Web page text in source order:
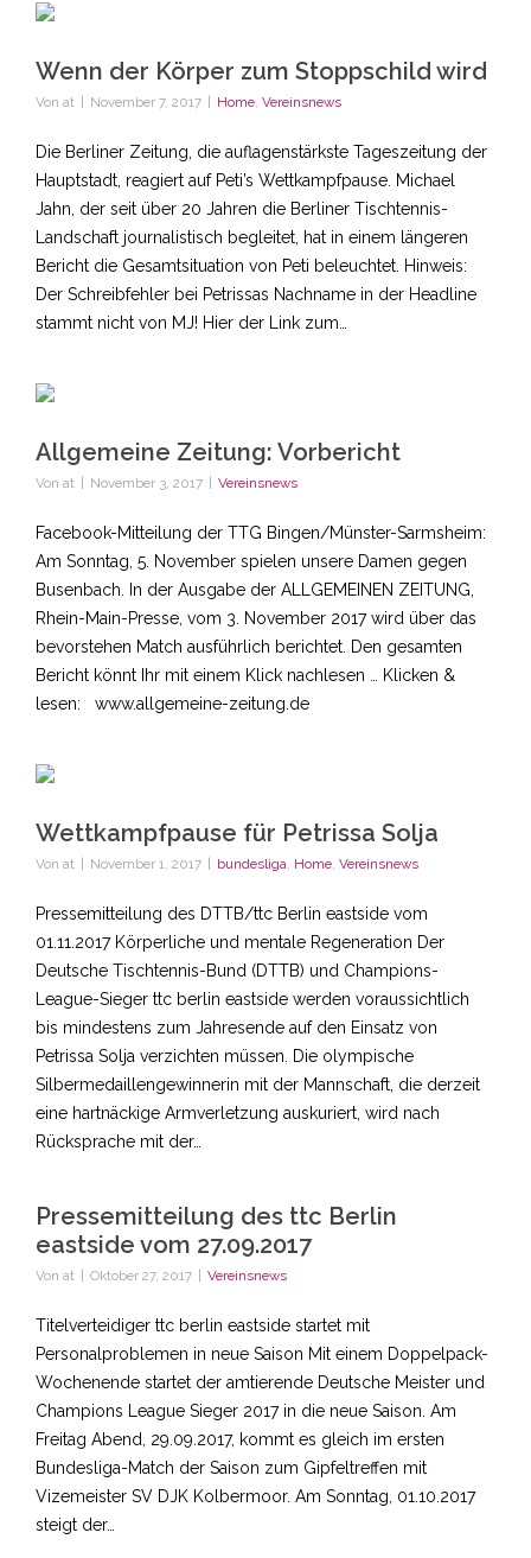
Wenn der Körper zum Stoppschild wird
Von at November 7, 2017 Home, Vereinsnews
Die Berliner Zeitung, die auflagenstärkste Tageszeitung der
Hauptstadt, reagiert auf Peti’s Wettkampfpause. Michael
Jahn, der seit über 20 Jahren die Berliner Tischtennis-
Landschaft journalistisch begleitet, hat in einem längeren
Bericht die Gesamtsituation von Peti beleuchtet. Hinweis:
Der Schreibfehler bei Petrissas Nachname in der Headline
stammt nicht von MJ! Hier der Link zum…
Allgemeine Zeitung: Vorbericht
Von at November 3, 2017 Vereinsnews
Facebook-Mitteilung der TTG Bingen/Münster-Sarmsheim:
Am Sonntag, 5. November spielen unsere Damen gegen
Busenbach. In der Ausgabe der ALLGEMEINEN ZEITUNG,
Rhein-Main-Presse, vom 3. November 2017 wird über das
bevorstehen Match ausführlich berichtet. Den gesamten
Bericht könnt Ihr mit einem Klick nachlesen … Klicken &
lesen: www.allgemeine-zeitung.de
Wettkampfpause für Petrissa Solja
Von at November 1, 2017 bundesliga, Home, Vereinsnews
Pressemitteilung des DTTB/ttc Berlin eastside vom
01.11.2017 Körperliche und mentale Regeneration Der
Deutsche Tischtennis-Bund (DTTB) und Champions-
League-Sieger ttc berlin eastside werden voraussichtlich
bis mindestens zum Jahresende auf den Einsatz von
Petrissa Solja verzichten müssen. Die olympische
Silbermedaillengewinnerin mit der Mannschaft, die derzeit
eine hartnäckige Armverletzung auskuriert, wird nach
Rücksprache mit der…
Pressemitteilung des ttc Berlin
eastside vom 27.09.2017
Von at Oktober 27, 2017 Vereinsnews
Titelverteidiger ttc berlin eastside startet mit
Personalproblemen in neue Saison Mit einem Doppelpack-
Wochenende startet der amtierende Deutsche Meister und
Champions League Sieger 2017 in die neue Saison. Am
Freitag Abend, 29.09.2017, kommt es gleich im ersten
Bundesliga-Match der Saison zum Gipfeltreffen mit
Vizemeister SV DJK Kolbermoor. Am Sonntag, 01.10.2017
steigt der…